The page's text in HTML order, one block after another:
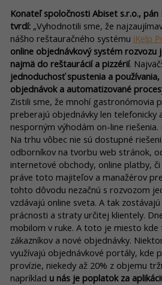
Konateľ spoločnosti Abiset s.r.o., pán
tvrdí: „Vyhodnotili sme, že
nášho reštauračného systému iKelp
online objednávkový systém rozvozu
najmä do reštaurácií a pizzérií.
jednoduchosť spustenia a
objednávok a automatizované
Zistili sme, že mnohí gastronómovia
preberajú objednávky len telefonicky
nesporným výhodám on-line
Na trhu vôbec nie sú dostupné
odborníkov na tvorbu web stránok,
internetové obchody, online platby,
práve toto majiteľov a manažérov
tohto dôvodu nezačnú s rozvozom
vzdávajú online sveta. A tak
prácnosti a straty určitej klientely.
mobilom v ruke. A toto je miesto
zákazníkov a nové objednávky.
využívajú objednávkové portály, kde
provízie, niekedy až 20% z objemu
napríklad u nás je poplatok za